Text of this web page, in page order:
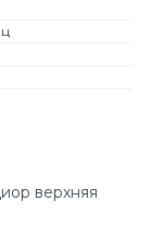
верхняя